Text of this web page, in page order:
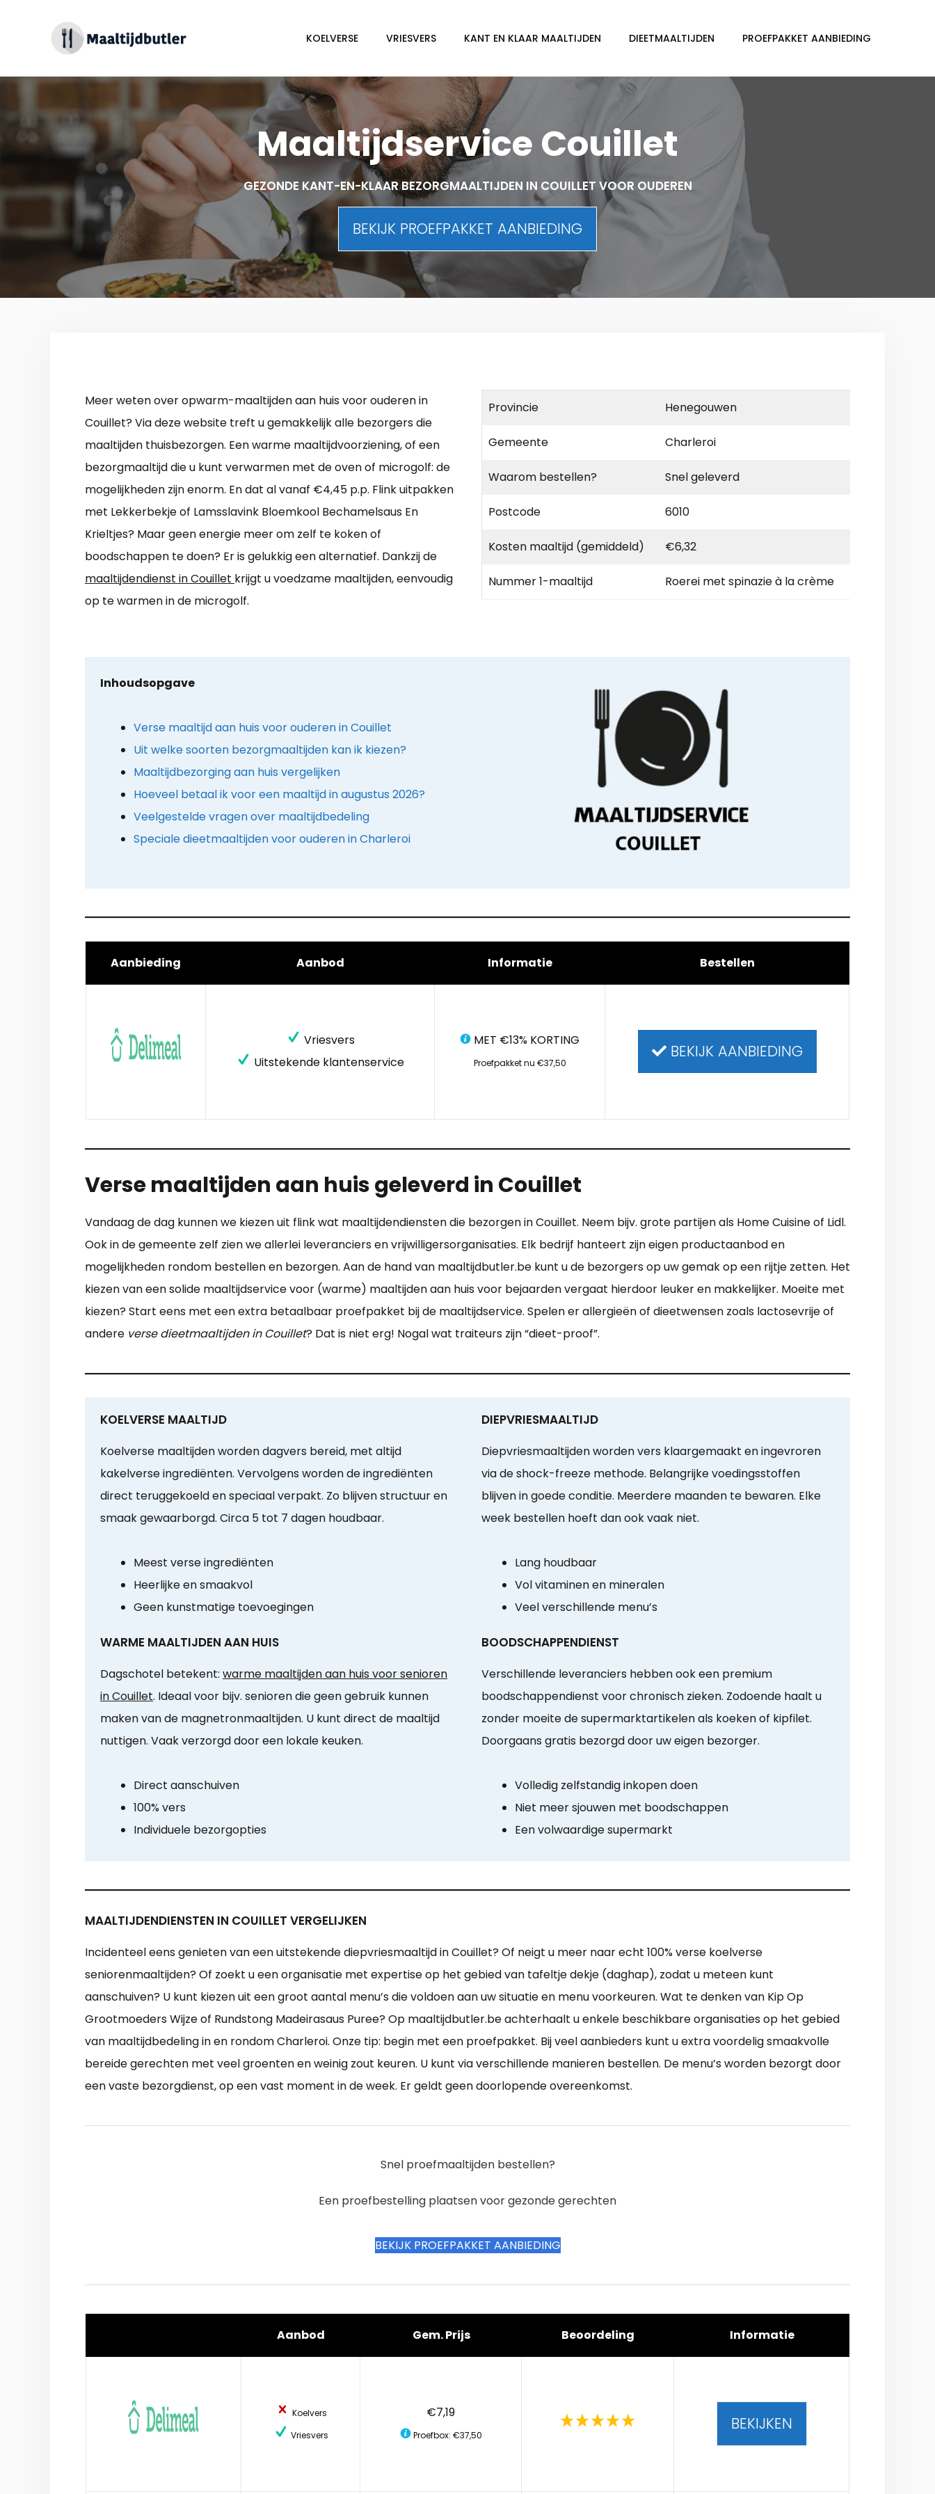
KOELVERSE VRIESVERS KANT EN KLAAR MAALTIJDEN DIEETMAALTIJDEN PROEFPAKKET AANBIEDING
Maaltijdservice Couillet
GEZONDE KANT-EN-KLAAR BEZORGMAALTIJDEN IN COUILLET VOOR OUDEREN
BEKIJK PROEFPAKKET AANBIEDING
Meer weten over opwarm-maaltijden aan huis voor ouderen in
Couillet? Via deze website treft u gemakkelijk alle bezorgers die
maaltijden thuisbezorgen. Een warme maaltijdvoorziening, of een
bezorgmaaltijd die u kunt verwarmen met de oven of microgolf: de
mogelijkheden zijn enorm. En dat al vanaf €4,45 p.p. Flink uitpakken
met Lekkerbekje of Lamsslavink Bloemkool Bechamelsaus En
Krieltjes? Maar geen energie meer om zelf te koken of
boodschappen te doen? Er is gelukkig een alternatief. Dankzij de
maaltijdendienst in Couillet krijgt u voedzame maaltijden, eenvoudig
op te warmen in de microgolf.
Provincie Henegouwen
Gemeente Charleroi
Waarom bestellen? Snel geleverd
Postcode 6010
Kosten maaltijd (gemiddeld) €6,32
Nummer 1-maaltijd Roerei met spinazie à la crème
Inhoudsopgave
Verse maaltijd aan huis voor ouderen in Couillet
Uit welke soorten bezorgmaaltijden kan ik kiezen?
Maaltijdbezorging aan huis vergelijken
Hoeveel betaal ik voor een maaltijd in augustus 2026?
Veelgestelde vragen over maaltijdbedeling
Speciale dieetmaaltijden voor ouderen in Charleroi
Aanbieding Aanbod Informatie Bestellen
Vriesvers
Uitstekende klantenservice
MET €13% KORTING
Proefpakket nu €37,50
BEKIJK AANBIEDING
Verse maaltijden aan huis geleverd in Couillet
Vandaag de dag kunnen we kiezen uit flink wat maaltijdendiensten die bezorgen in Couillet. Neem bijv. grote partijen als Home Cuisine of Lidl.
Ook in de gemeente zelf zien we allerlei leveranciers en vrijwilligersorganisaties. Elk bedrijf hanteert zijn eigen productaanbod en
mogelijkheden rondom bestellen en bezorgen. Aan de hand van maaltijdbutler.be kunt u de bezorgers op uw gemak op een rijtje zetten. Het
kiezen van een solide maaltijdservice voor (warme) maaltijden aan huis voor bejaarden vergaat hierdoor leuker en makkelijker. Moeite met
kiezen? Start eens met een extra betaalbaar proefpakket bij de maaltijdservice. Spelen er allergieën of dieetwensen zoals lactosevrije of
andere verse dieetmaaltijden in Couillet? Dat is niet erg! Nogal wat traiteurs zijn “dieet-proof”.
KOELVERSE MAALTIJD
Koelverse maaltijden worden dagvers bereid, met altijd
kakelverse ingrediënten. Vervolgens worden de ingrediënten
direct teruggekoeld en speciaal verpakt. Zo blijven structuur en
smaak gewaarborgd. Circa 5 tot 7 dagen houdbaar.
Meest verse ingrediënten
Heerlijke en smaakvol
Geen kunstmatige toevoegingen
DIEPVRIESMAALTIJD
Diepvriesmaaltijden worden vers klaargemaakt en ingevroren
via de shock-freeze methode. Belangrijke voedingsstoffen
blijven in goede conditie. Meerdere maanden te bewaren. Elke
week bestellen hoeft dan ook vaak niet.
Lang houdbaar
Vol vitaminen en mineralen
Veel verschillende menu’s
WARME MAALTIJDEN AAN HUIS
Dagschotel betekent: warme maaltijden aan huis voor senioren
in Couillet. Ideaal voor bijv. senioren die geen gebruik kunnen
maken van de magnetronmaaltijden. U kunt direct de maaltijd
nuttigen. Vaak verzorgd door een lokale keuken.
Direct aanschuiven
100% vers
Individuele bezorgopties
BOODSCHAPPENDIENST
Verschillende leveranciers hebben ook een premium
boodschappendienst voor chronisch zieken. Zodoende haalt u
zonder moeite de supermarktartikelen als koeken of kipfilet.
Doorgaans gratis bezorgd door uw eigen bezorger.
Volledig zelfstandig inkopen doen
Niet meer sjouwen met boodschappen
Een volwaardige supermarkt
MAALTIJDENDIENSTEN IN COUILLET VERGELIJKEN
Incidenteel eens genieten van een uitstekende diepvriesmaaltijd in Couillet? Of neigt u meer naar echt 100% verse koelverse
seniorenmaaltijden? Of zoekt u een organisatie met expertise op het gebied van tafeltje dekje (daghap), zodat u meteen kunt
aanschuiven? U kunt kiezen uit een groot aantal menu’s die voldoen aan uw situatie en menu voorkeuren. Wat te denken van Kip Op
Grootmoeders Wijze of Rundstong Madeirasaus Puree? Op maaltijdbutler.be achterhaalt u enkele beschikbare organisaties op het gebied
van maaltijdbedeling in en rondom Charleroi. Onze tip: begin met een proefpakket. Bij veel aanbieders kunt u extra voordelig smaakvolle
bereide gerechten met veel groenten en weinig zout keuren. U kunt via verschillende manieren bestellen. De menu’s worden bezorgt door
een vaste bezorgdienst, op een vast moment in de week. Er geldt geen doorlopende overeenkomst.
Snel proefmaaltijden bestellen?
Een proefbestelling plaatsen voor gezonde gerechten
BEKIJK PROEFPAKKET AANBIEDING
Aanbod Gem. Prijs Beoordeling Informatie
Koelvers
Vriesvers
€7,19
Proefbox: €37,50
BEKIJKEN